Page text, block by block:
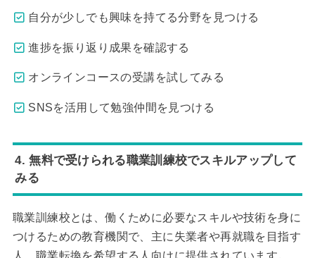
自分が少しでも興味を持てる分野を見つける
進捗を振り返り成果を確認する
オンラインコースの受講を試してみる
SNSを活用して勉強仲間を見つける
4. 無料で受けられる職業訓練校でスキルアップして
みる
職業訓練校とは、働くために必要なスキルや技術を身に
つけるための教育機関で、主に失業者や再就職を目指す
人、職業転換を希望する人向けに提供されています。